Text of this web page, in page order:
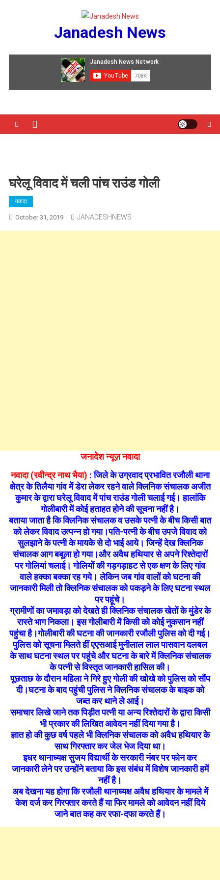
Janadesh News
घरेलू विवाद में चली पांच राउंड गोली
नवादा
October 31, 2019 JANADESHNEWS
जनादेश न्यूज़ नवादा
नवादा (रवीन्द्र नाथ भैया) : जिले के उग्रवाद प्रभावित रजौली थाना
क्षेत्र के तिलैया गांव में डेरा लेकर रहने वाले क्लिनिक संचालक अजीत
कुमार के द्वारा घरेलू विवाद में पांच राउंड गोली चलाई गई। हालांकि
गोलीबारी में कोई हताहत होने की सूचना नहीं है।
बताया जाता है कि क्लिनिक संचालक व उसके पत्नी के बीच किसी बात
को लेकर विवाद उत्पन्न हो गया।पति-पत्नी के बीच उपजे विवाद को
सुलझाने के पत्नी के मायके से दो भाई आये। जिन्हें देख क्लिनिक
संचालक आग बबूला हो गया।और अवैध हथियार से अपने रिश्तेदारों
पर गोलियां चलाई। गोलियों की गड़गड़ाहट से एक क्षण के लिए गांव
वाले हक्का बक्का रह गये। लेकिन जब गांव वालों को घटना की
जानकारी मिली तो क्लिनिक संचालक को पकड़ने के लिए घटना स्थल
पर पहूंचे।
ग्रामीणों का जमावड़ा को देखते ही क्लिनिक संचालक खेतों के मुंडेर के
रास्ते भाग निकला। इस गोलीबारी में किसी को कोई नुकसान नहीं
पहुंचा है।गोलीबारी की घटना की जानकारी रजौली पुलिस को दी गई।
पुलिस को सूचना मिलते हीं एएसआई मुनीलाल लाल पासवान दलबल
के साथ घटना स्थल पर पहूंचे और घटना के बारे में क्लिनिक संचालक
के पत्नी से विस्तृत जानकारी हासिल की।
पूछताछ के दौरान महिला ने गिरे हुए गोली की खोखे को पुलिस को सौंप
दी।घटना के बाद पहुंची पुलिस ने क्लिनिक संचालक के बाइक को
जब्त कर थाने ले आई।
समाचार लिखे जाने तक पिड़ीत पत्नी या अन्य रिश्तेदारों के द्वारा किसी
भी प्रकार की लिखित आवेदन नहीं दिया गया है।
ज्ञात हो की कुछ वर्ष पहले भी क्लिनिक संचालक को अवैध हथियार के
साथ गिरफ्तार कर जेल भेज दिया था।
इधर थानाध्यक्ष सुजय विद्यार्थी के सरकारी नंबर पर फोन कर
जानकारी लेने पर उन्होंने बताया कि इस संबंध में विशेष जानकारी हमें
नहीं है।
अब देखना यह होगा कि रजौली थानाध्यक्ष अवैध हथियार के मामले में
केश दर्ज कर गिरफ्तार करते हैं या फिर मामले को आवेदन नहीं दिये
जाने बात कह कर रफा-दफा करते हैं।